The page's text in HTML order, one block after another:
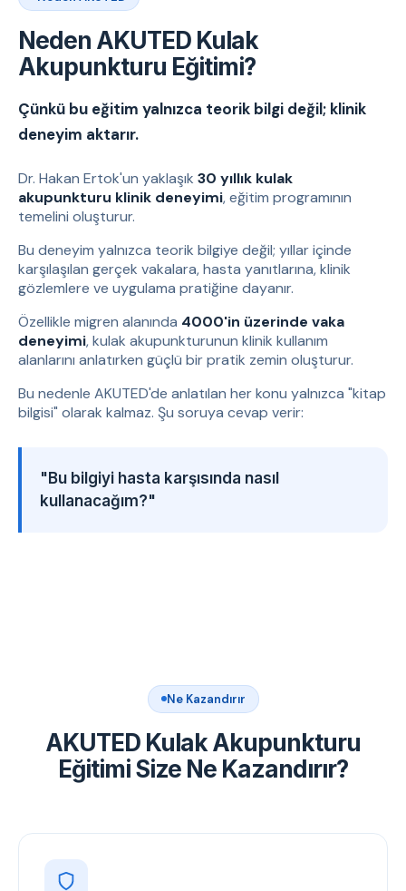
Neden AKUTED Kulak
Akupunkturu Eğitimi?
Çünkü bu eğitim yalnızca teorik bilgi değil; klinik
deneyim aktarır.
Dr. Hakan Ertok'un yaklaşık 30 yıllık kulak
akupunkturu klinik deneyimi, eğitim programının
temelini oluşturur.
Bu deneyim yalnızca teorik bilgiye değil; yıllar içinde
karşılaşılan gerçek vakalara, hasta yanıtlarına, klinik
gözlemlere ve uygulama pratiğine dayanır.
Özellikle migren alanında 4000'in üzerinde vaka
deneyimi, kulak akupunkturunun klinik kullanım
alanlarını anlatırken güçlü bir pratik zemin oluşturur.
Bu nedenle AKUTED'de anlatılan her konu yalnızca "kitap
bilgisi" olarak kalmaz. Şu soruya cevap verir:
"Bu bilgiyi hasta karşısında nasıl
kullanacağım?"
Ne Kazandırır
AKUTED Kulak Akupunkturu
Eğitimi Size Ne Kazandırır?